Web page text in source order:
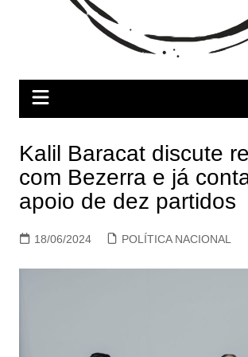
Kalil Baracat discute
com Bezerra e já
apoio de dez partidos
18/06/2024 POLÍTICA NACIONAL